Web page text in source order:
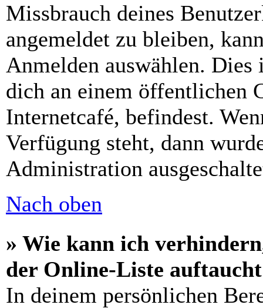
Missbrauch deines
angemeldet zu bleiben,
Anmelden auswählen.
dich an einem öffentlichen
Internetcafé, befindest.
Verfügung steht, dann
Administration
Nach oben
» Wie kann ich
der Online-Liste
In deinem persönlichen